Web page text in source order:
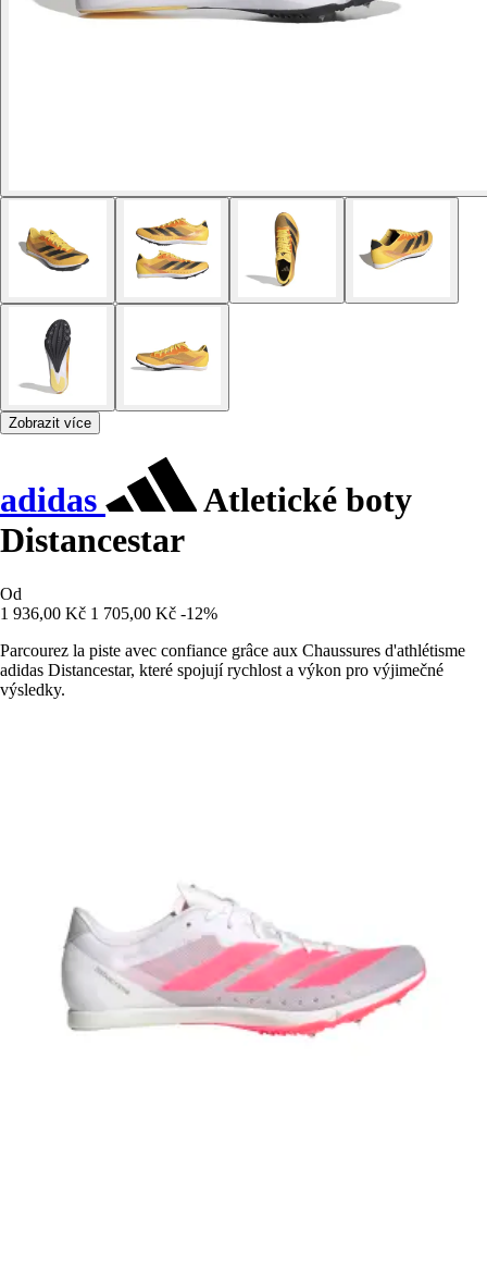
Zobrazit více
adidas
Atletické boty
Distancestar
Od
1 936,00 Kč 1 705,00 Kč -12%
Parcourez la piste avec confiance grâce aux Chaussures d'athlétisme
adidas Distancestar, které spojují rychlost a výkon pro výjimečné
výsledky.